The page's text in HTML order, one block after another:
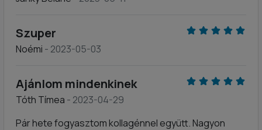
Szuper
Noémi - 2023-05-03
Ajánlom mindenkinek
Tóth Tímea - 2023-04-29
Pár hete fogyasztom kollagénnel együtt. Nagyon